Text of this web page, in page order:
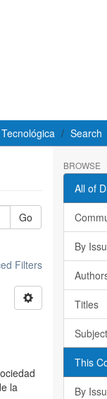
Search
Go
Filters
la
BROWSE
All of
By
Titles
This
By